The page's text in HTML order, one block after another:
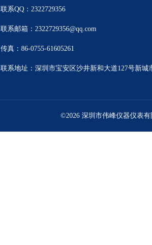
联系QQ：2322729356
联系邮箱：2322729356@qq.com
传真：86-0755-61605261
联系地址：深圳市宝安区沙井新和大道127号新城
©2026 深圳市伟峰仪器仪表